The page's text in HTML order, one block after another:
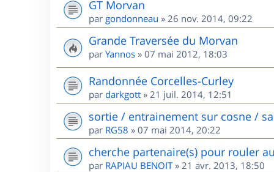
GT Morvan
par gondonneau » 26 nov. 2014, 09:22
Grande Traversée du Morvan
par Yannos » 07 mai 2012, 18:03
Randonnée Corcelles-Curley
par darkgott » 21 juil. 2014, 12:51
sortie / entrainement sur cosne /
par RG58 » 07 mai 2014, 20:22
cherche partenaire(s) pour rouler
par RAPIAU BENOIT» 21 avr. 2013, 18:50